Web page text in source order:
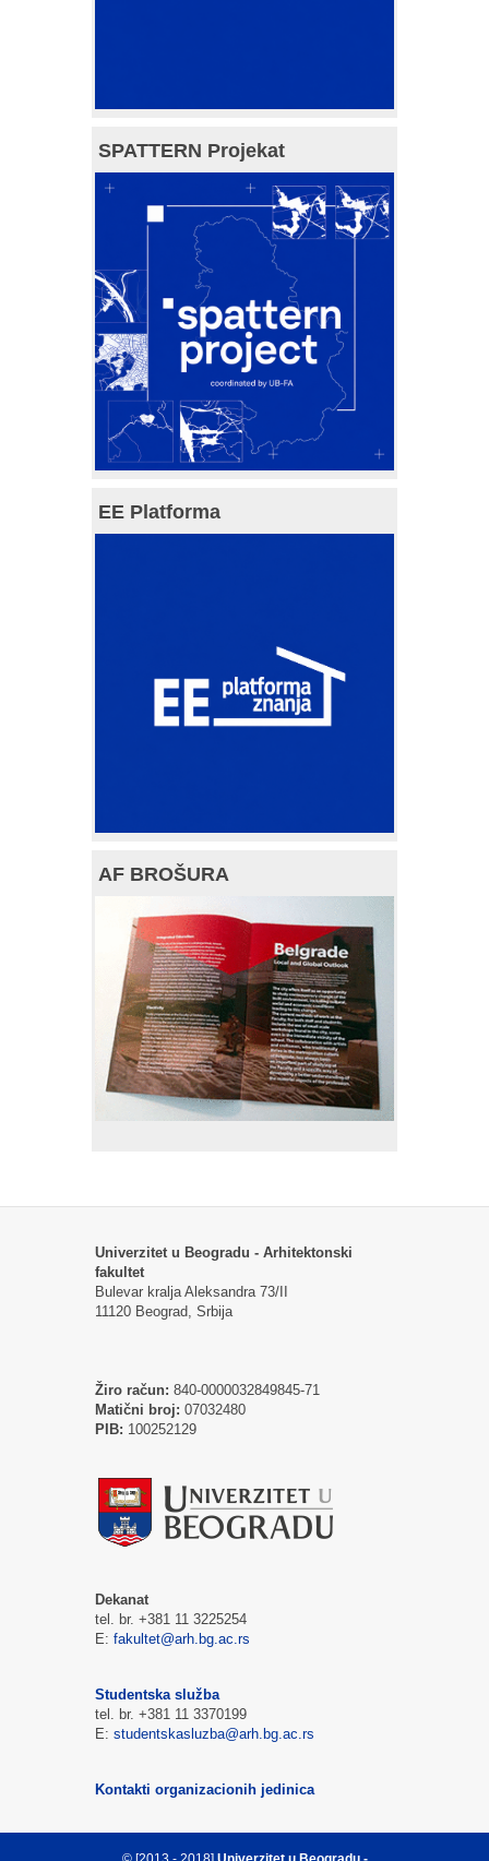
SPATTERN Projekat
EE Platforma
AF BROŠURA
Univerzitet u Beogradu - Arhitektonski
fakultet
Bulevar kralja Aleksandra 73/II
11120 Beograd, Srbija
Žiro račun: 840-0000032849845-71
Matični broj: 07032480
PIB: 100252129
Dekanat
tel. br. +381 11 3225254
E: fakultet@arh.bg.ac.rs
Studentska služba
tel. br. +381 11 3370199
E: studentskasluzba@arh.bg.ac.rs
Kontakti organizacionih jedinica